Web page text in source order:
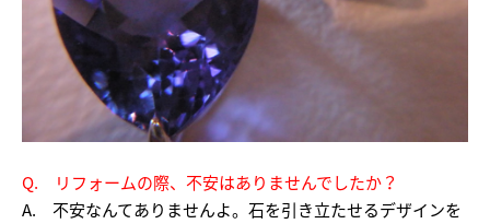
Q. リフォームの際、不安はありませんでしたか？
A. 不安なんてありませんよ。石を引き立たせるデザインを